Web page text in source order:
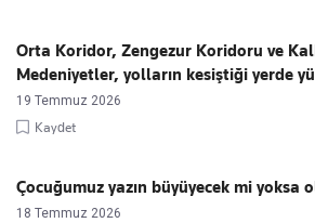
Orta Koridor, Zengezur Koridoru ve
Medeniyetler, yolların kesiştiği yerde
19 Temmuz 2026
Kaydet
Çocuğumuz yazın büyüyecek mi yoksa
18 Temmuz 2026